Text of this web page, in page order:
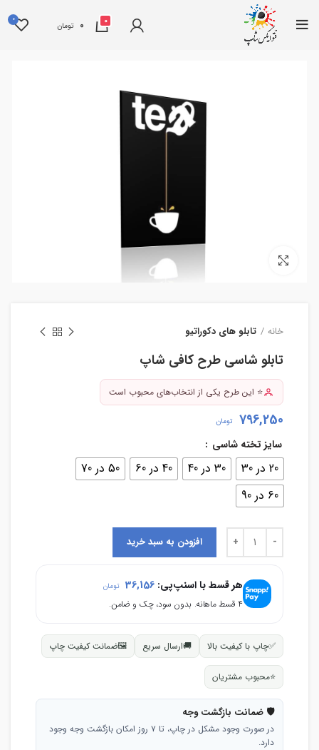
0
0 تومان
0
خانه تابلو های دکوراتیو
تابلو شاسی طرح کافی شاپ
⭐ این طرح یکی از انتخاب‌های محبوب است
796,250 تومان
سایز تخته شاسی
20 در 30 30 در 40 40 در 60
50 در 70
60 در 90
افزودن به سبد خرید
هر قسط با اسنپ‌پی: 36,156 تومان
۴ قسط ماهانه. بدون سود، چک و ضامن.
✅چاپ با کیفیت بالا 🚚ارسال سریع 🖼ضمانت کیفیت چاپ
⭐محبوب مشتریان
🛡 ضمانت بازگشت وجه
در صورت وجود مشکل در چاپ، تا ۷ روز امکان بازگشت وجه وجود
دارد.